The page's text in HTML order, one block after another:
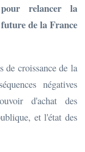
pour relancer la
de la France
de croissance de la
négatives
d'achat des
et l'état des